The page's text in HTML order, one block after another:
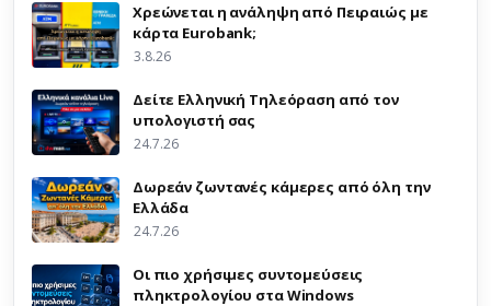
Χρεώνεται η ανάληψη από Πειραιώς με
κάρτα Eurobank;
3.8.26
Δείτε Ελληνική Τηλεόραση από τον
υπολογιστή σας
24.7.26
Δωρεάν ζωντανές κάμερες από όλη την
Ελλάδα
24.7.26
Οι πιο χρήσιμες συντομεύσεις
πληκτρολογίου στα Windows